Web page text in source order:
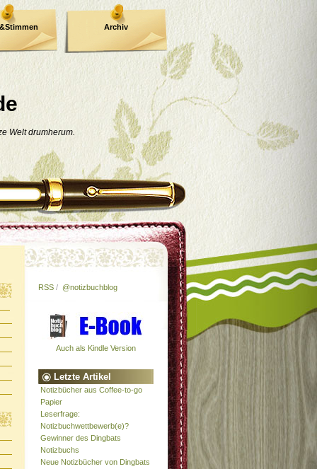
Welt drumherum.
Archiv
RSS / @notizbuchblog
Auch als Kindle Version
Letzte Artikel
Notizbücher aus Coffee-to-go
Papier
Leserfrage:
Notizbuchwettbewerb(e)?
Gewinner des Dingbats
Notizbuchs
Neue Notizbücher von Dingbats